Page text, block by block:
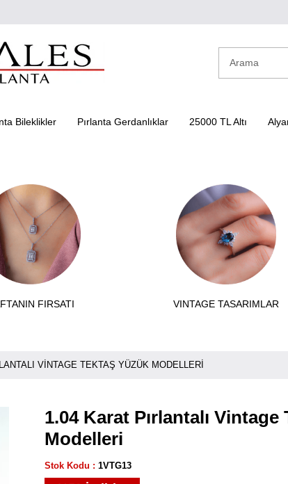
Bileklikler Pırlanta Gerdanlıklar 25000 TL Altı
FIRSATI VINTAGE TASARIMLAR
VINTAGE TEKTAŞ YÜZÜK MODELLERI
1.04 Karat Pırlantalı
Modelleri
Stok Kodu 1VTG13